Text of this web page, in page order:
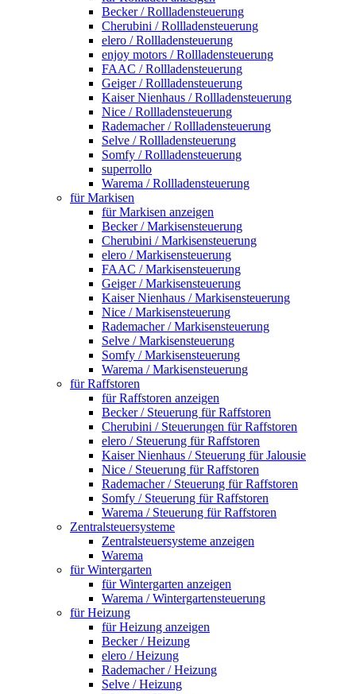
Becker / Rollladensteuerung
Cherubini / Rollladensteuerung
elero / Rollladensteuerung
enjoy motors / Rollladensteuerung
FAAC / Rollladensteuerung
Geiger / Rollladensteuerung
Kaiser Nienhaus / Rollladensteuerung
Nice / Rollladensteuerung
Rademacher / Rollladensteuerung
Selve / Rollladensteuerung
Somfy / Rollladensteuerung
superrollo
Warema / Rollladensteuerung
für Markisen
für Markisen anzeigen
Becker / Markisensteuerung
Cherubini / Markisensteuerung
elero / Markisensteuerung
FAAC / Markisensteuerung
Geiger / Markisensteuerung
Kaiser Nienhaus / Markisensteuerung
Nice / Markisensteuerung
Rademacher / Markisensteuerung
Selve / Markisensteuerung
Somfy / Markisensteuerung
Warema / Markisensteuerung
für Raffstoren
für Raffstoren anzeigen
Becker / Steuerung für Raffstoren
Cherubini / Steuerungen für Raffstoren
elero / Steuerung für Raffstoren
Kaiser Nienhaus / Steuerung für Jalousie
Nice / Steuerung für Raffstoren
Rademacher / Steuerung für Raffstoren
Somfy / Steuerung für Raffstoren
Warema / Steuerung für Raffstoren
Zentralsteuersysteme
Zentralsteuersysteme anzeigen
Warema
für Wintergarten
für Wintergarten anzeigen
Warema / Wintergartensteuerung
für Heizung
für Heizung anzeigen
Becker / Heizung
elero / Heizung
Rademacher / Heizung
Selve / Heizung